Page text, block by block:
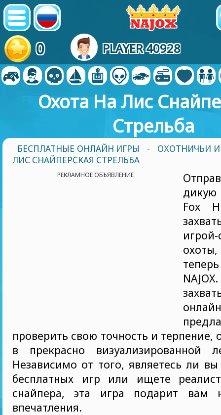
0 PLAYER 40928
Охота На Лис
Стрельба
БЕСПЛАТНЫЕ ОНЛАЙН ИГРЫ -
ОХОТНИЧЬИ
ЛИС СНАЙПЕРСКАЯ СТРЕЛЬБА
РЕКЛАМНОЕ ОБЪЯВЛЕНИЕ
Fox
проверить свою точность и терпение,
в прекрасно визуализированной
Независимо от того, являетесь ли
бесплатных игр или ищете
снайпера, эта игра подарит вам
впечатления.